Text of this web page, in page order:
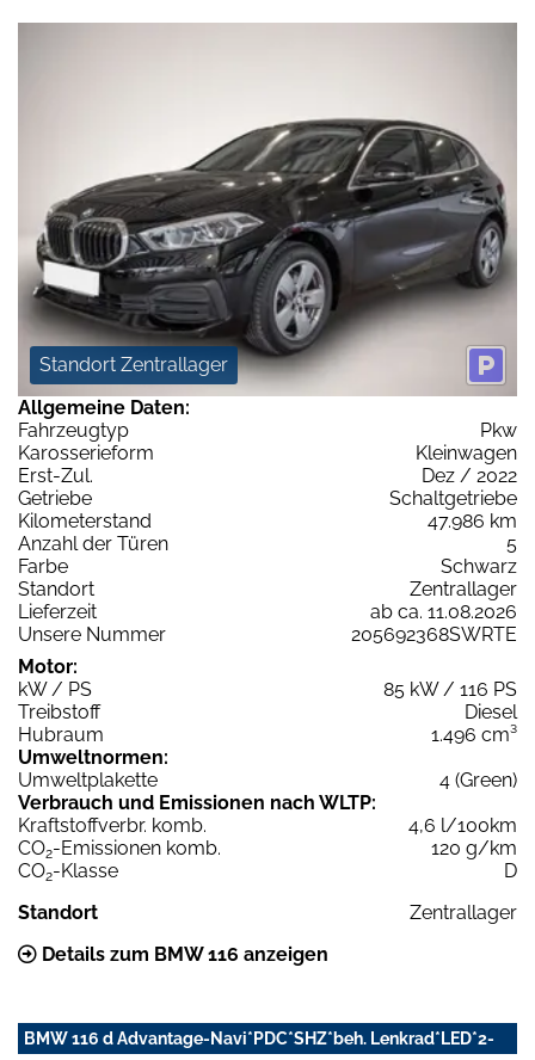
Standort Zentrallager
Allgemeine Daten:
Fahrzeugtyp
Pkw
Karosserieform
Kleinwagen
Erst-Zul.
Dez / 2022
Getriebe
Schaltgetriebe
Kilometerstand
47.986 km
Anzahl der Türen
5
Farbe
Schwarz
Standort
Zentrallager
Lieferzeit
ab ca. 11.08.2026
Unsere Nummer
205692368SWRTE
Motor:
kW / PS
85 kW / 116 PS
Treibstoff
Diesel
Hubraum
1.496 cm³
Umweltnormen:
Umweltplakette
4 (Green)
Verbrauch und Emissionen nach WLTP:
Kraftstoffverbr. komb.
4,6 l/100km
CO2-Emissionen komb.
120 g/km
CO2-Klasse
D
Standort
Zentrallager
Details zum BMW 116 anzeigen
BMW 116 d Advantage-Navi*PDC*SHZ*beh. Lenkrad*LED*2-